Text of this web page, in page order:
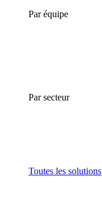
Par équipe
Par secteur
Toutes les solutions